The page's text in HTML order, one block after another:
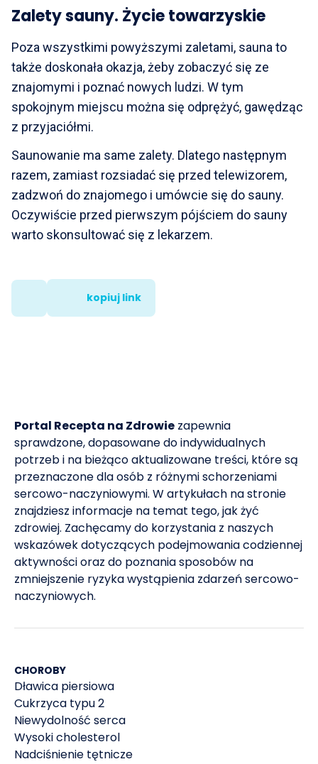
Zalety sauny. Życie towarzyskie
Poza wszystkimi powyższymi zaletami, sauna to
także doskonała okazja, żeby zobaczyć się ze
znajomymi i poznać nowych ludzi. W tym
spokojnym miejscu można się odprężyć, gawędząc
z przyjaciółmi.
Saunowanie ma same zalety. Dlatego następnym
razem, zamiast rozsiadać się przed telewizorem,
zadzwoń do znajomego i umówcie się do sauny.
Oczywiście przed pierwszym pójściem do sauny
warto skonsultować się z lekarzem.
kopiuj link
Portal Recepta na Zdrowie zapewnia
sprawdzone, dopasowane do indywidualnych
potrzeb i na bieżąco aktualizowane treści, które są
przeznaczone dla osób z różnymi schorzeniami
sercowo-naczyniowymi. W artykułach na stronie
znajdziesz informacje na temat tego, jak żyć
zdrowiej. Zachęcamy do korzystania z naszych
wskazówek dotyczących podejmowania codziennej
aktywności oraz do poznania sposobów na
zmniejszenie ryzyka wystąpienia zdarzeń sercowo-
naczyniowych.
CHOROBY
Dławica piersiowa
Cukrzyca typu 2
Niewydolność serca
Wysoki cholesterol
Nadciśnienie tętnicze